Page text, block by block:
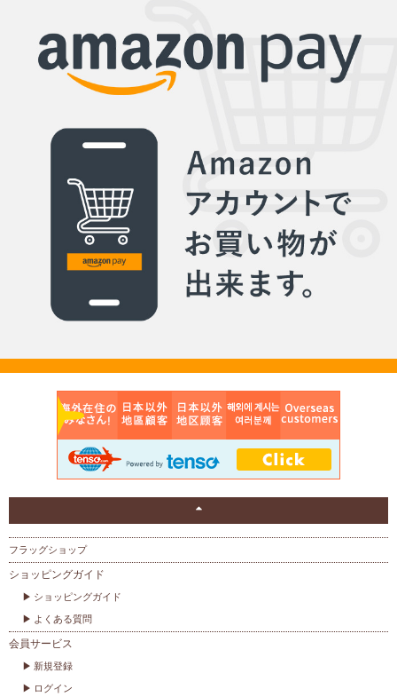
フラッグショップ
ショッピングガイド
ショッピングガイド
よくある質問
会員サービス
新規登録
ログイン